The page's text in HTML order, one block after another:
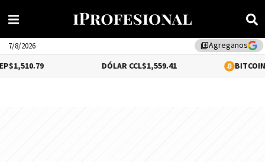
library_addAgreganos
7/8/2026
$1,559.41 BITCOIN0.12%